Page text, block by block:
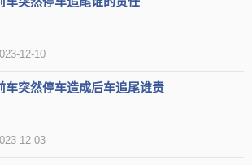
12-10
车突然停车造成后车追尾谁责
12-03